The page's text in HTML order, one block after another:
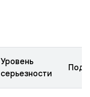
Уровень
серьезности